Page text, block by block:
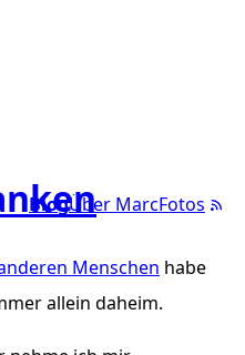
BlogÜber MarcFotos
Menschen habe
allein daheim.